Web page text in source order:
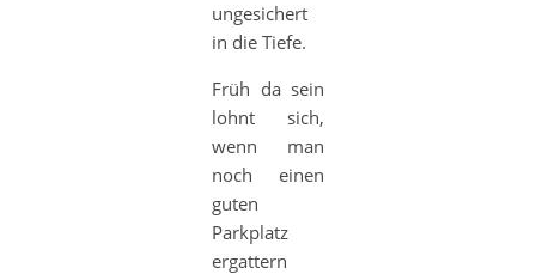
ungesichert
in die Tiefe.
Früh da sein
lohnt sich,
wenn man
noch einen
guten
Parkplatz
ergattern